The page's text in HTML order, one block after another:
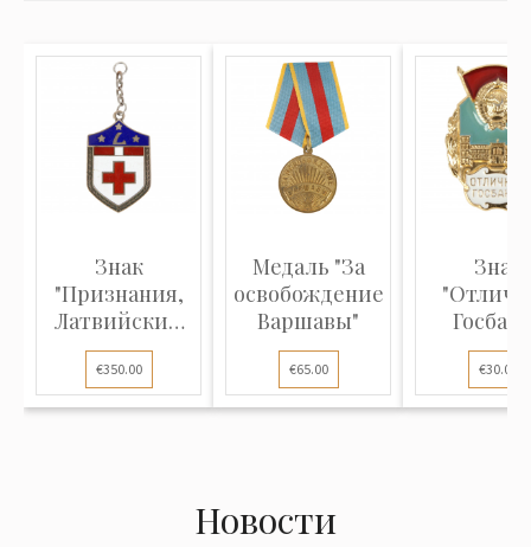
Знак
"Признания,
Латвийский
Красный
крест, 3-...
€350.00
Медаль "За
освобождение
Варшавы"
€65.00
Знак
СССР"
€30.00
Новости